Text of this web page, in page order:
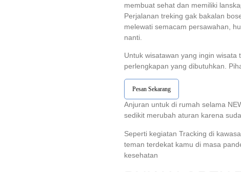
membuat sehat dan memiliki
Perjalanan treking gak bakalan
melewati semacam persawahan,
nanti.
Untuk wisatawan yang ingin
perlengkapan yang dibutuhkan.
Pesan Sekarang
Anjuran untuk di rumah selama
sedikit merubah aturan karena
Seperti kegiatan Tracking di
teman terdekat kamu di masa
kesehatan